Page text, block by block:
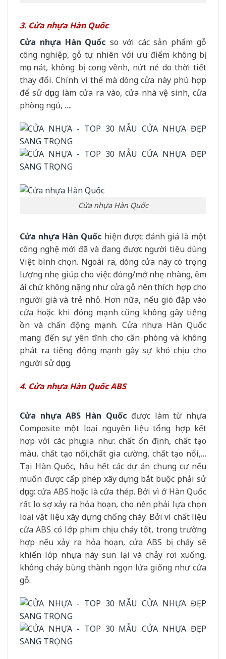
3. Cửa nhựa Hàn Quốc
Cửa nhựa Hàn Quốc so với các sản phẩm gỗ
công nghiệp, gỗ tự nhiên với ưu điểm không bị
mục nát, không bị cong vênh, nứt nẻ do thời tiết
thay đổi. Chính vì thế mà dòng cửa này phù hợp
để sử dụng làm cửa ra vào, cửa nhà vệ sinh, cửa
phòng ngủ, ….
Cửa nhựa Hàn Quốc
Cửa nhựa Hàn Quốc hiện được đánh giá là một
công nghệ mới đã và đang được người tiêu dùng
Việt bình chọn. Ngoài ra, dòng cửa này có trọng
lượng nhẹ giúp cho việc đóng/mở nhẹ nhàng, êm
ái chứ không nặng như cửa gỗ nên thích hợp cho
người già và trẻ nhỏ. Hơn nữa, nếu gió đập vào
cửa hoặc khi đóng mạnh cũng không gây tiếng
ồn và chấn động mạnh. Cửa nhựa Hàn Quốc
mang đến sự yên tĩnh cho căn phòng và không
phát ra tiếng động mạnh gây sự khó chịu cho
người sử dụng.
4. Cửa nhựa Hàn Quốc ABS
Cửa nhựa ABS Hàn Quốc được làm từ nhựa
Composite một loại nguyên liệu tổng hợp kết
hợp với các phụ gia như: chất ổn định, chất tạo
màu, chất tạo nối,chất gia cường, chất tạo nổi,…
Tại Hàn Quốc, hầu hết các dự án chung cư nếu
muốn được cấp phép xây dựng bắt buộc phải sử
dụng: cửa ABS hoặc là cửa thép. Bởi vì ở Hàn Quốc
rất lo sợ xảy ra hỏa hoạn, cho nên phải lựa chọn
loại vật liệu xây dựng chống cháy. Bởi vì chất liệu
cửa ABS có lớp phim chịu cháy tốt, trong trường
hợp nếu xảy ra hỏa hoạn, cửa ABS bị cháy sẽ
khiến lớp nhựa này sun lại và chảy rơi xuống,
không cháy bùng thành ngọn lửa giống như cửa
gỗ.